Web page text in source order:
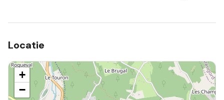
Locatie
+
−